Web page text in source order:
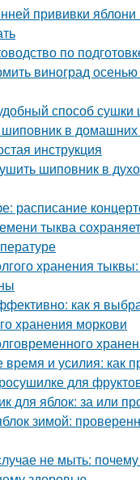
прививки яблони
по
виноград
способ сушки
шиповник в домашних
инструкция
шиповник в
расписание
тыква
хранения тыквы:
как я
хранения моркови
время и усилия: как
для
для яблок: за или
зимой:
не мыть: